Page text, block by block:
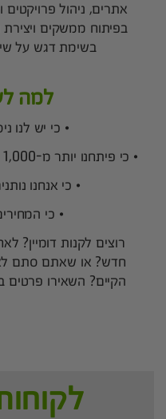
אתרים, ניהול פרויקטים
בפיתוח ממשקים
בשימת דגש על
למה
• כי יש לנו
• כי פיתחנו יותר מ-1,000 פרויקטים במגוון רחב של תחומים
• כי אנחנו
• כי
רוצים לקנות דומיין?
חדש? או שאתם סתם
הקיים? השאירו